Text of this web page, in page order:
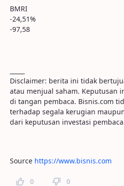
BMRI
-24,51%
-97,58
Disclaimer: berita ini tidak
atau menjual saham. Keputusan
di tangan pembaca. Bisnis.com
terhadap segala kerugian
dari keputusan investasi
Source https://www.bisnis.com
0 0